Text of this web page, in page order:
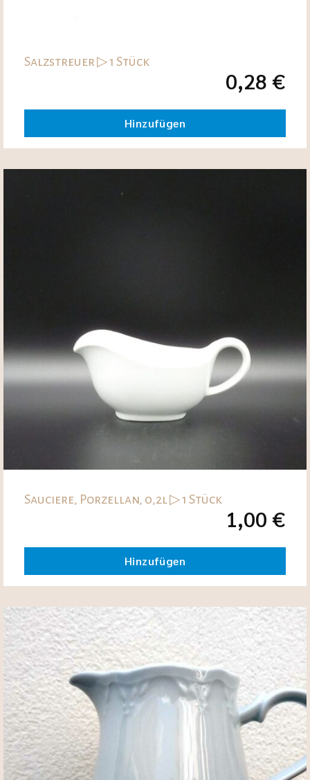
Salzstreuer ▷ 1 Stück
0,28 €
Hinzufügen
Sauciere, Porzellan, 0,2l ▷ 1 Stück
1,00 €
Hinzufügen